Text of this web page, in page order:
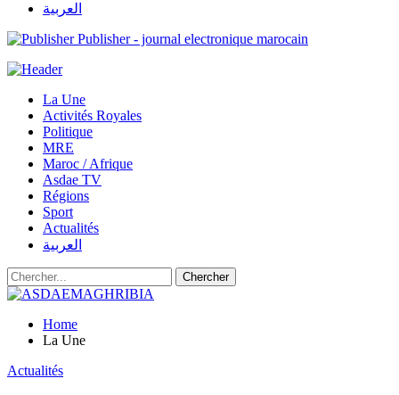
العربية
Publisher - journal electronique marocain
La Une
Activités Royales
Politique
MRE
Maroc / Afrique
Asdae TV
Régions
Sport
Actualités
العربية
Home
La Une
Actualités